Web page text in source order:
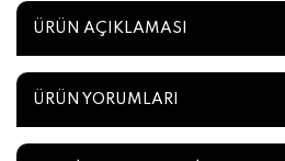
ÜRÜN AÇIKLAMASI
ÜRÜN YORUMLARI